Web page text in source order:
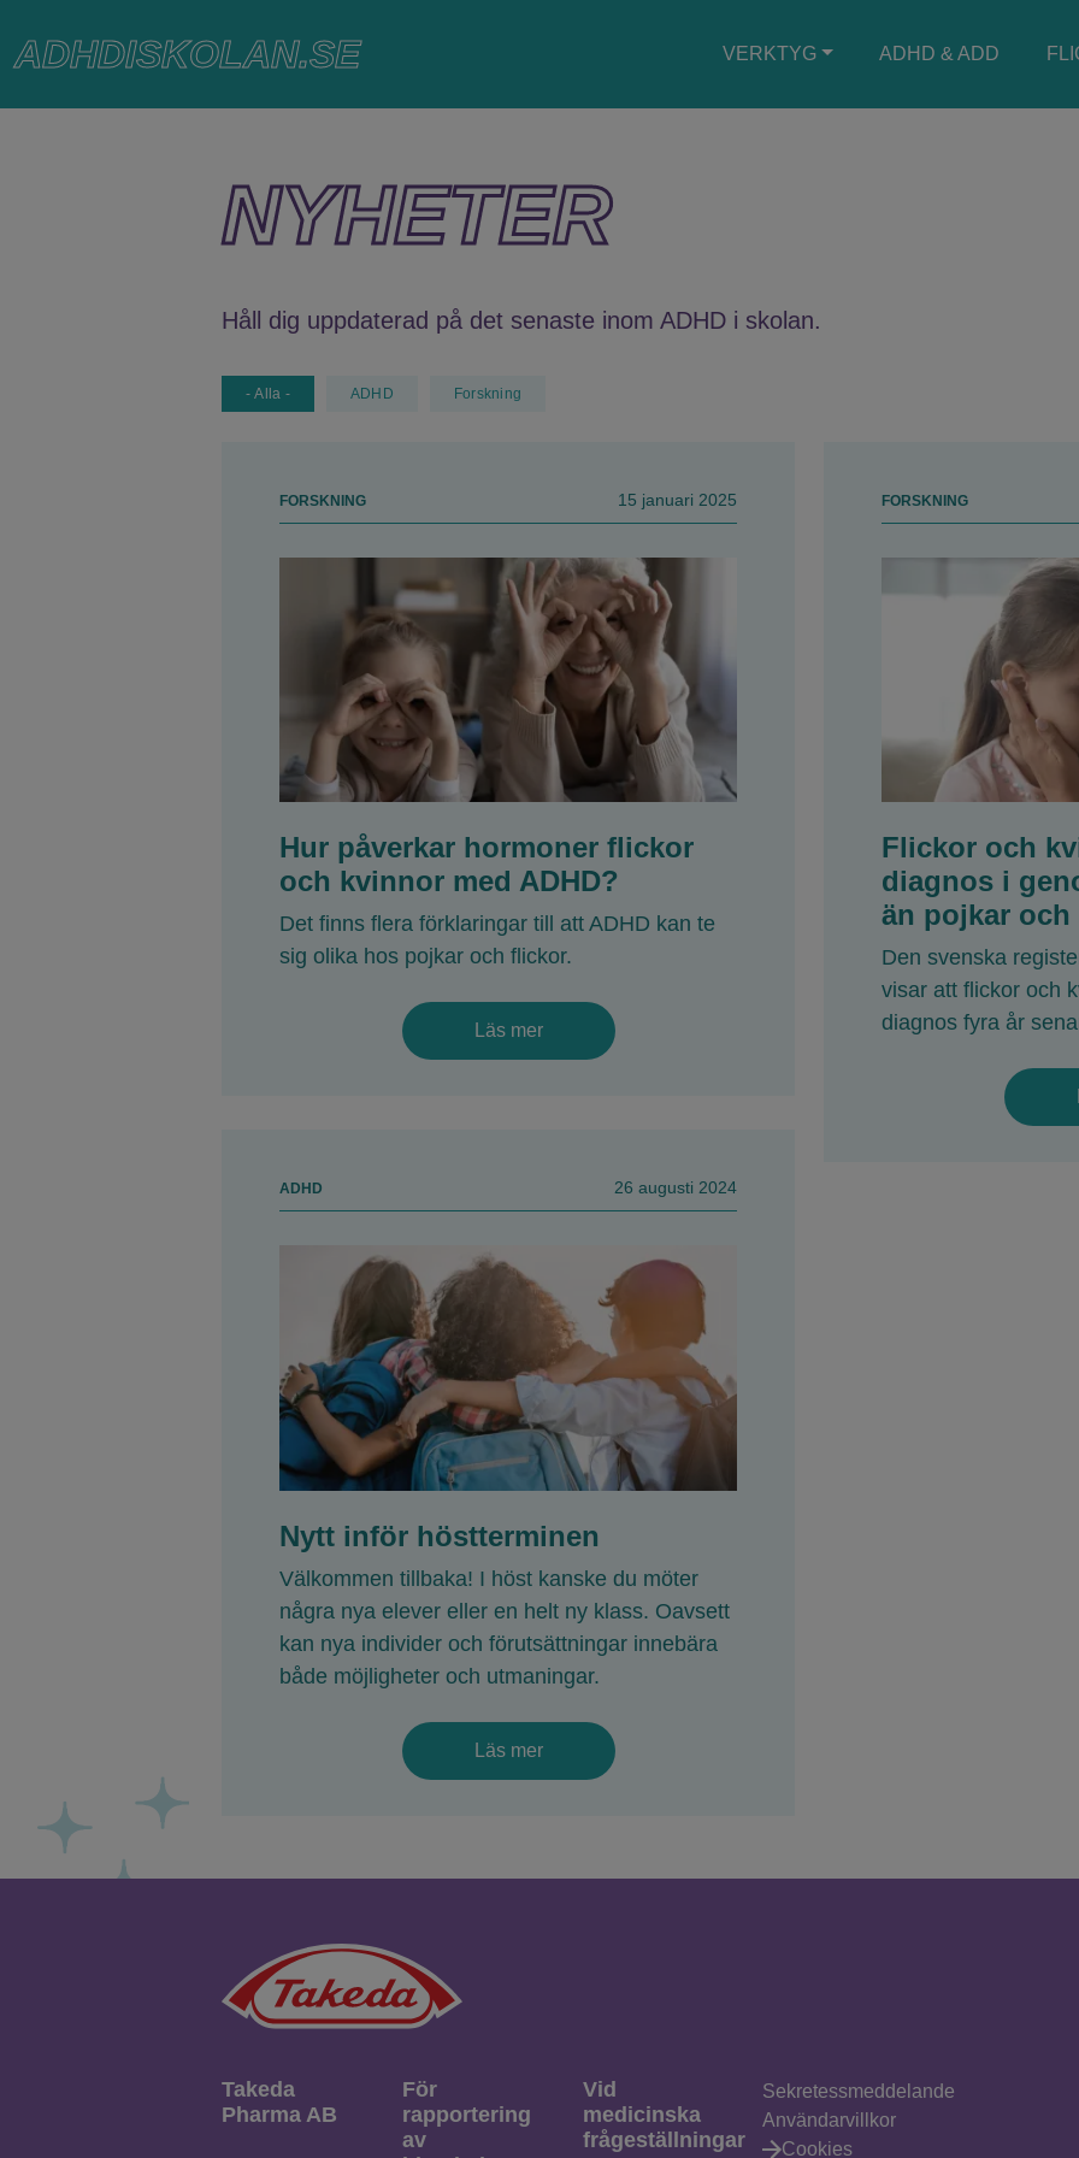
till
ADHDISKOLAN.SE VERKTYG ADHD & ADD
NYHETER
Håll dig uppdaterad på det senaste inom ADHD i skolan.
- Alla - ADHD Forskning
FORSKNING 15 januari 2025
Hur påverkar hormoner flickor
och kvinnor med ADHD?
Det finns flera förklaringar till att ADHD kan te
sig olika hos pojkar och flickor.
Läs mer
FORSKNING
Flickor och
diagnos i
än pojkar och
Den svenska
visar att flickor och
diagnos fyra år
ADHD 26 augusti 2024
Nytt inför höstterminen
Välkommen tillbaka! I höst kanske du möter
några nya elever eller en helt ny klass. Oavsett
kan nya individer och förutsättningar innebära
både möjligheter och utmaningar.
Läs mer
Takeda
Pharma AB
För
rapportering
av
Vid
medicinska
frågeställningar
Sekretessmeddelande
Användarvillkor
Cookies